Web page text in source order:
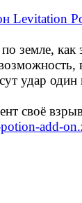
земле,
удар
своё
add-